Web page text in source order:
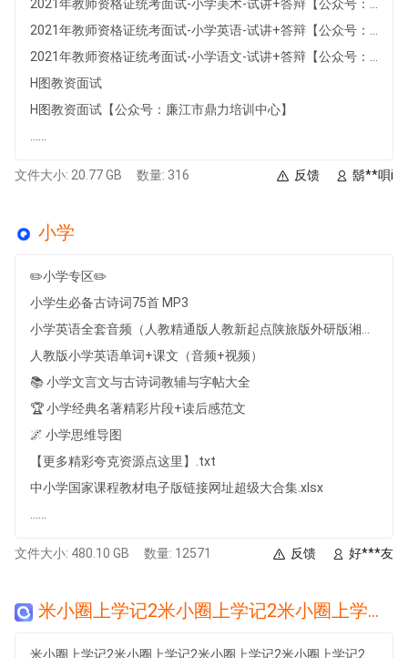
H图教资面试
H图教资面试【公众号：廉江市鼎力培训中心】
文件大小: 20.77 GB 数量: 316 鬍**唄i
反馈
小学
✏️小学专区✏️
小学生必备古诗词75首 MP3
人教版小学英语单词+课文（音频+视频）
📚 小学文言文与古诗词教辅与字帖大全
🏆 小学经典名著精彩片段+读后感范文
🌌 小学思维导图
【更多精彩夸克资源点这里】.txt
中小学国家课程教材电子版链接网址超级大合集.xlsx
文件大小: 480.10 GB 数量: 12571 好***友
反馈
米小圈上学记2米小圈上学记2米小圈上学记2米小圈上学记2米小圈上学记2米小圈上学记2米小圈上学记2米小圈上学记2米小圈上学记2米小圈上学记2米小圈上学记2米小圈上学记2米小圈上学记2米小圈上学记2米小圈上学记2米小圈上学记2米小圈上学记2米小圈上学记2米小圈上学记2米小圈上学记2米小圈上学记2米小圈上学记2米小圈上学记2米小圈上学记2米小圈上学记2米小圈上学记2米小圈上学记2米小圈上学记2米小圈上学记2米小圈上学记2米小圈上学记2米小圈上学记2米小圈上学记2米小圈上学记2米小圈上学记2米小圈上学记2米小圈上学记2米小圈上学记2米小圈上学记2米小圈上学记2米小圈上学记2米小圈上学记2米小圈上学记2米小圈上学记2米小圈上学记2米小圈上学记2米小圈上学记2米小圈上学记2米小圈上学记2米小圈上学记2米小圈上学记2米小圈上学记2米小圈上学记2